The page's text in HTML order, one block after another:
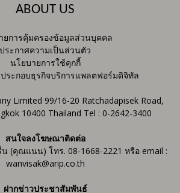
ABOUT US
ยการคุ้มครองข้อมูลส่วนบุคคล
ประกาศความเป็นส่วนตัว
นโยบายการใช้คุกกี้
ระกอบธุรกิจบริการแพลตฟอร์มดิจิทัล
Limited 99/16-20 Ratchadapisek Road,
10400 Thailand Tel : 0-2642-3400
สนใจลงโฆษณาติดต่อ
(คุณแนน) โทร. 08-1668-2221 หรือ email :
wanvisak@arip.co.th
ฝากข่าวประชาสัมพันธ์